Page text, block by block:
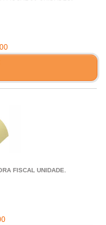
FISCAL UNIDADE.